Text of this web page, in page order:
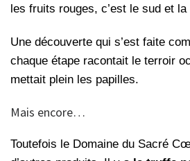
les fruits rouges, c’est le sud et la
Une découverte qui s’est faite
chaque étape racontait le terroir
mettait plein les papilles.
Mais encore…
Toutefois le Domaine du Sacré